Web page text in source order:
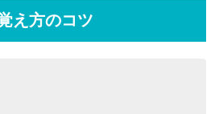
え方のコツ